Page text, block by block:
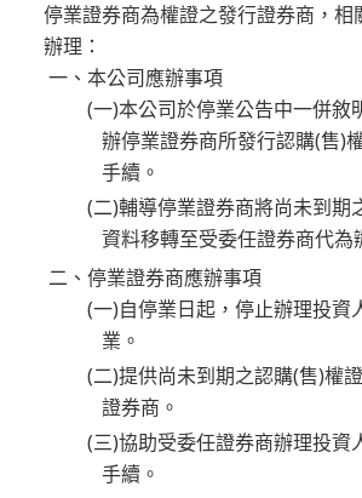
停業證券商為權證之發行證券商，相
辦理：
一、本公司應辦事項
(一)本公司於停業公告中一併敘
辦停業證券商所發行認購(售)
手續。
(二)輔導停業證券商將尚未到期
資料移轉至受委任證券商代為
二、停業證券商應辦事項
(一)自停業日起，停止辦理投資
業。
(二)提供尚未到期之認購(售)權
證券商。
(三)協助受委任證券商辦理投資
手續。